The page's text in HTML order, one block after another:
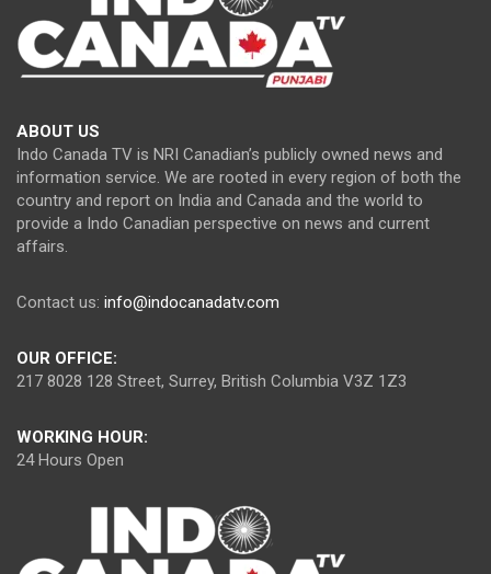
ABOUT US
Indo Canada TV is NRI Canadian’s publicly owned news and
information service. We are rooted in every region of both the
country and report on India and Canada and the world to
provide a Indo Canadian perspective on news and current
affairs.
Contact us: info@indocanadatv.com
OUR OFFICE:
217 8028 128 Street, Surrey, British Columbia V3Z 1Z3
WORKING HOUR:
24 Hours Open